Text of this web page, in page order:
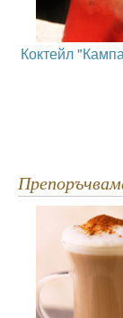
Коктейл